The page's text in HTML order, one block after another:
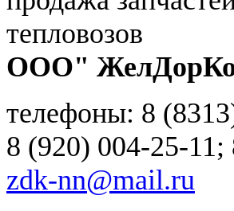
ООО"
телефоны: 8
8 (920) 004-25-
zdk-nn@mail.ru